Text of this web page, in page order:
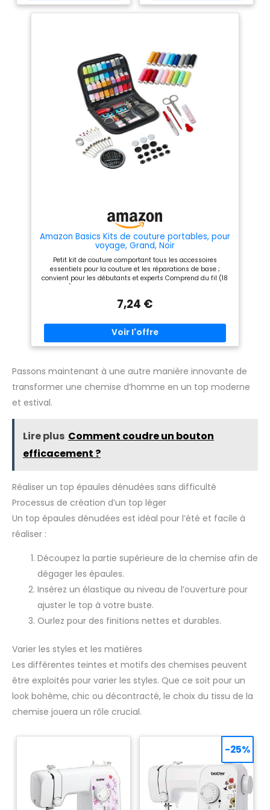
place, ce qui permet de les
transporter avec style partout
où vous voyagez Un cadeau
pratique pour tous les âges.
Un cadeau de choix sage pour
votre maman, votre grand-
mère et vos amoureux. Bien
pour les débutants, les
artisans ou les gens qui
aiment le bricolage Veuillez
noter : En raison d'un
changement de style de
fermeture éclair, le produit
reçu peut légèrement différer
: comprend 42 bobines de fil
Pratique pour les débutants :
parfait pour les débutants en
couture ou pour des
réparations et des
modifications rapides. Facile à
transporter : sa taille
compacte le rend idéal pour
les voyages ou pour le garder
dans votre véhicule. Utilisation
polyvalente : convient pour la
maison, les voyages, les
urgences et les besoins
Amazon Basics Kits de couture portables, pour
voyage, Grand, Noir
Petit kit de couture comportant tous les accessoires
essentiels pour la couture et les réparations de base ;
convient pour les débutants et experts Comprend du fil (18
couleurs), 30 aiguilles, des ciseaux, des boutons, des dés à
des épingles de sûreté Étui de rangement zippé avec
accessoires Portable et compact, idéal pour la maison ou
les voyages
7,24 €
Passons maintenant à une autre manière innovante de
transformer une chemise d’homme en un top moderne
et estival.
Lire plus Comment coudre un bouton
efficacement ?
Réaliser un top épaules dénudées sans difficulté
Processus de création d’un top léger
Un top épaules dénudées est idéal pour l’été et facile à
réaliser :
Découpez la partie supérieure de la chemise afin de
dégager les épaules.
Insérez un élastique au niveau de l’ouverture pour
ajuster le top à votre buste.
Ourlez pour des finitions nettes et durables.
Varier les styles et les matières
Les différentes teintes et motifs des chemises peuvent
être exploités pour varier les styles. Que ce soit pour un
look bohème, chic ou décontracté, le choix du tissu de la
chemise jouera un rôle crucial.
-25%